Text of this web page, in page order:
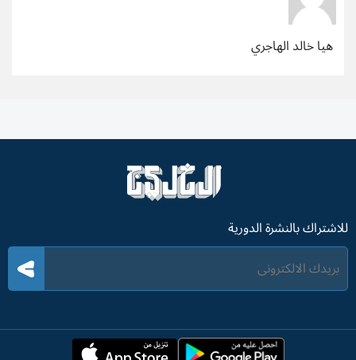
​ هيا خالد الهاجري
للاشتراك بالنشرة الدورية